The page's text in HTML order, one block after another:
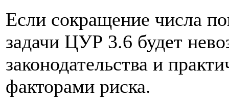
Если сокращение числа
задачи ЦУР 3.6 будет
законодательства и
факторами риска.